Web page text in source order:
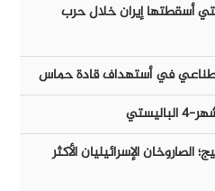
أسقطتها إيران خلال حرب
في أستهداف قادة حماس
الصاروخان الإسرائيليان الأكثر